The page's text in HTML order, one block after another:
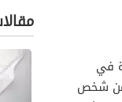
في
من شخص